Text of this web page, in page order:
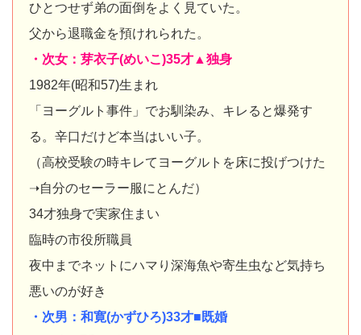
ひとつせず弟の面倒をよく見ていた。
父から退職金を預けれられた。
・次女：芽衣子(めいこ)35才▲独身
1982年(昭和57)生まれ
「ヨーグルト事件」でお馴染み、キレると爆発す
る。辛口だけど本当はいい子。
（高校受験の時キレてヨーグルトを床に投げつけた
➝自分のセーラー服にとんだ）
34才独身で実家住まい
臨時の市役所職員
夜中までネットにハマり深海魚や寄生虫など気持ち
悪いのが好き
・次男：和寛(かずひろ)33才■既婚